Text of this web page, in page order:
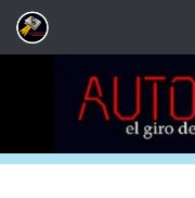
Saltar al contenido